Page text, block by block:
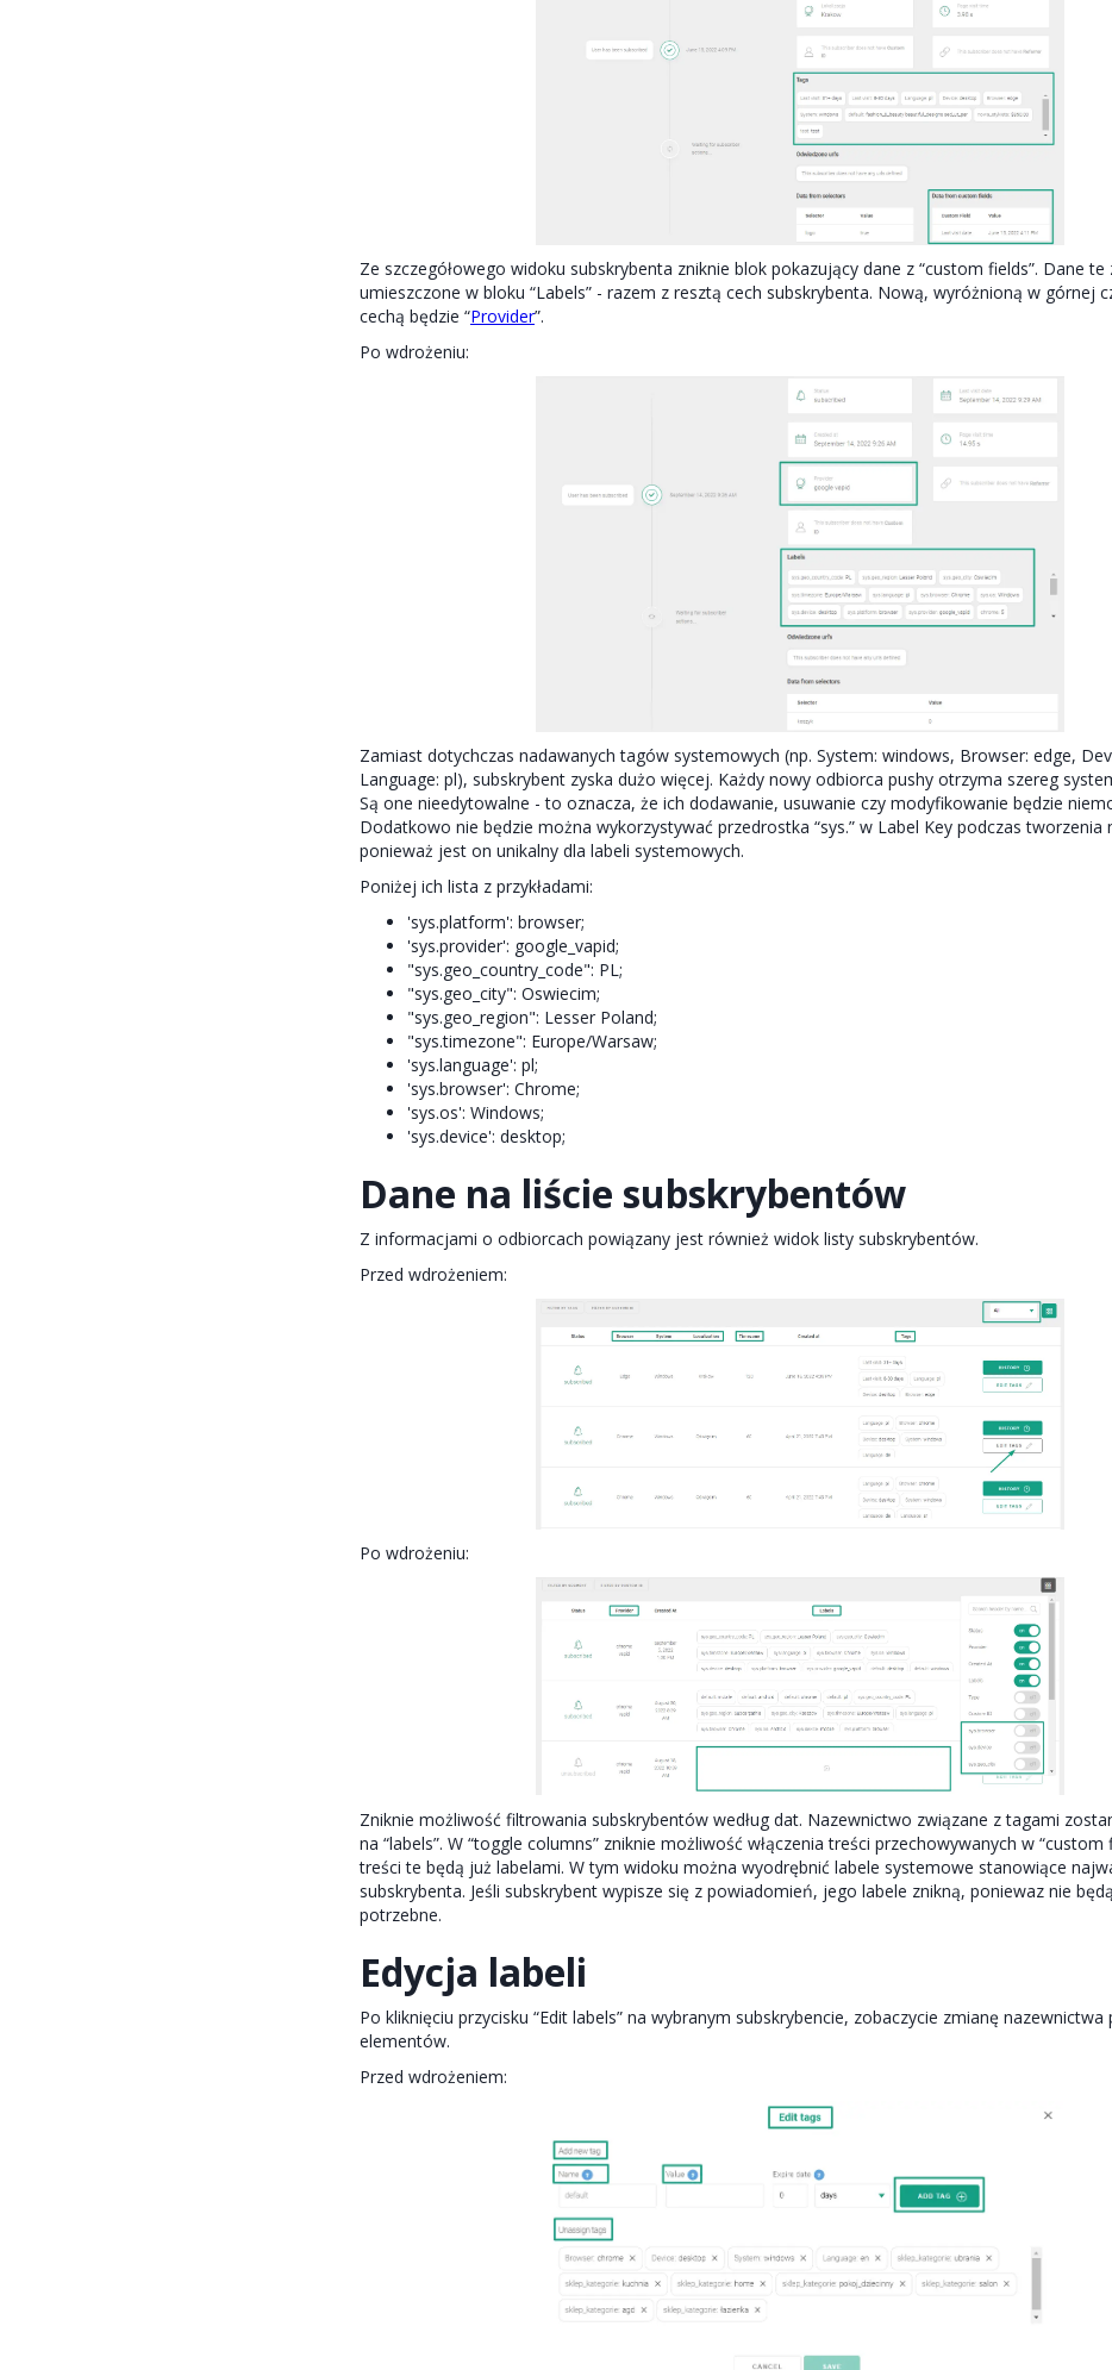
Ze szczegółowego widoku subskrybenta zniknie blok pokazujący dane z “custom fields”. Dane te
umieszczone w bloku “Labels” - razem z resztą cech subskrybenta. Nową, wyróżnioną w górnej
cechą będzie “Provider”.
Po wdrożeniu:
Zamiast dotychczas nadawanych tagów systemowych (np. System: windows, Browser: edge,
Language: pl), subskrybent zyska dużo więcej. Każdy nowy odbiorca pushy otrzyma szereg
Są one nieedytowalne - to oznacza, że ich dodawanie, usuwanie czy modyfikowanie będzie
Dodatkowo nie będzie można wykorzystywać przedrostka “sys.” w Label Key podczas tworzenia
ponieważ jest on unikalny dla labeli systemowych.
Poniżej ich lista z przykładami:
'sys.platform': browser;
'sys.provider': google_vapid;
"sys.geo_country_code": PL;
"sys.geo_city": Oswiecim;
"sys.geo_region": Lesser Poland;
"sys.timezone": Europe/Warsaw;
'sys.language': pl;
'sys.browser': Chrome;
'sys.os': Windows;
'sys.device': desktop;
Dane na liście subskrybentów
Z informacjami o odbiorcach powiązany jest również widok listy subskrybentów.
Przed wdrożeniem:
Po wdrożeniu:
Zniknie możliwość filtrowania subskrybentów według dat. Nazewnictwo związane z tagami
na “labels”. W “toggle columns” zniknie możliwość włączenia treści przechowywanych w “custom
treści te będą już labelami. W tym widoku można wyodrębnić labele systemowe stanowiące
subskrybenta. Jeśli subskrybent wypisze się z powiadomień, jego labele znikną, poniewaz nie
potrzebne.
Edycja labeli
Po kliknięciu przycisku “Edit labels” na wybranym subskrybencie, zobaczycie zmianę nazewnictwa
elementów.
Przed wdrożeniem: